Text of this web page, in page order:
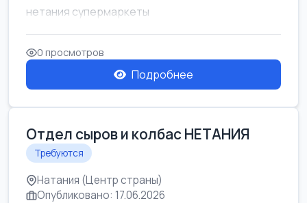
нетания супермаркеты
0 просмотров
Подробнее
Отдел сыров и колбас НЕТАНИЯ
Требуются
Натания (Центр страны)
Опубликовано: 17.06.2026